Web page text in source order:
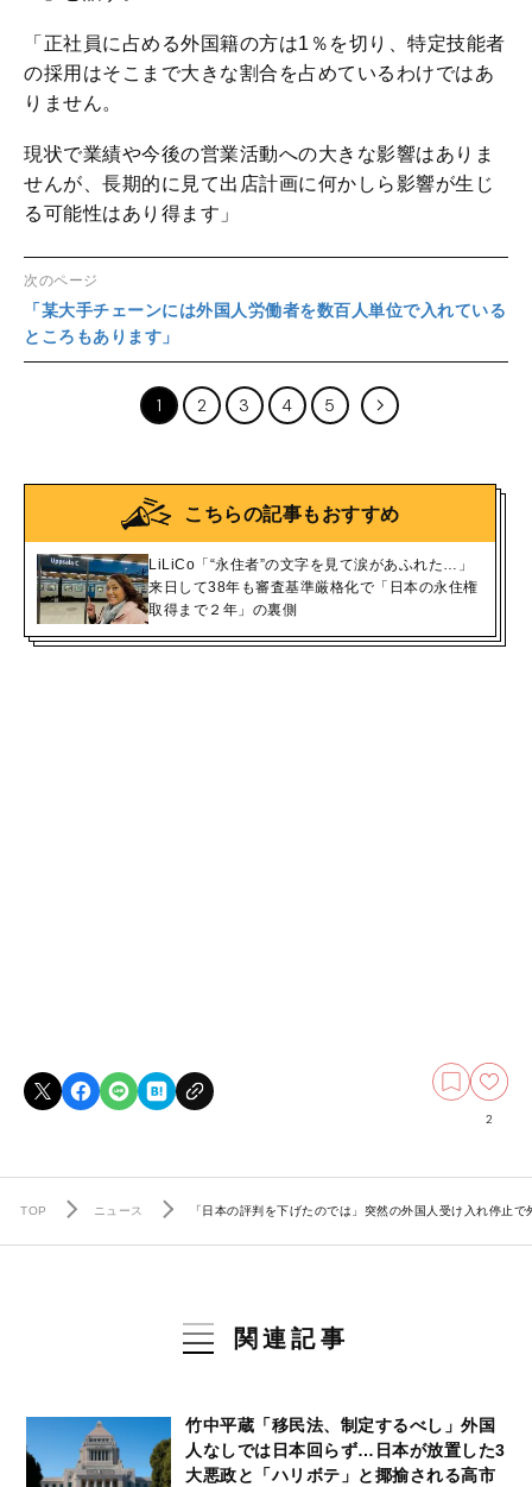
「正社員に占める外国籍の方は1％を切り、特定技能者
の採用はそこまで大きな割合を占めているわけではあ
りません。
現状で業績や今後の営業活動への大きな影響はありま
せんが、長期的に見て出店計画に何かしら影響が生じ
る可能性はあり得ます」
次のページ
「某大手チェーンには外国人労働者を数百人単位で入れている
ところもあります」
1 2 3 4 5
こちらの記事もおすすめ
LiLiCo「“永住者”の文字を見て涙があふれた…」
来日して38年も審査基準厳格化で「日本の永住権
取得まで２年」の裏側
2
TOP ニュース 「日本の評判を下げたのでは」突然の外国人受け入れ停止
関連記事
竹中平蔵「移民法、制定するべし」外国
人なしでは日本回らず…日本が放置した3
大悪政と「ハリボテ」と揶揄される高市